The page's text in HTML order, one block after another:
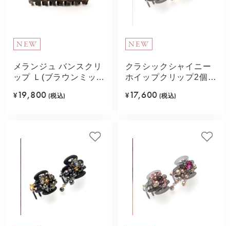
NEW
メランジュ バンスクリ
ップ Ｌ(ブラウンミック
¥ 19,800 (税込)
NEW
クラシックシャイニー
ホイップクリップ2個セ
¥ 17,600 (税込)